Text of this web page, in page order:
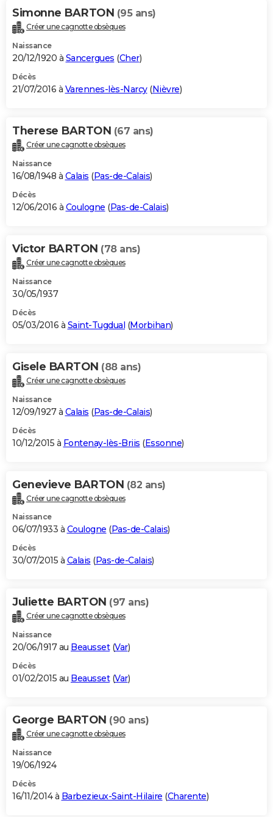
Simonne BARTON (95 ans)
Créer une cagnotte obsèques
Naissance
20/12/1920 à Sancergues (Cher)
Décès
21/07/2016 à Varennes-lès-Narcy(Nièvre)
Therese BARTON (67 ans)
Créer une cagnotte obsèques
Naissance
16/08/1948 à Calais (Pas-de-Calais)
Décès
12/06/2016 à Coulogne (Pas-de-Calais)
Victor BARTON (78 ans)
Créer une cagnotte obsèques
Naissance
30/05/1937
Décès
05/03/2016 à Saint-Tugdual (Morbihan)
Gisele BARTON (88 ans)
Créer une cagnotte obsèques
Naissance
12/09/1927 à Calais (Pas-de-Calais)
Décès
10/12/2015 à Fontenay-lès-Briis (Essonne)
Genevieve BARTON (82 ans)
Créer une cagnotte obsèques
Naissance
06/07/1933 à Coulogne (Pas-de-Calais)
Décès
30/07/2015 à Calais (Pas-de-Calais)
Juliette BARTON (97 ans)
Créer une cagnotte obsèques
Naissance
20/06/1917 au Beausset(Var)
Décès
01/02/2015 au Beausset(Var)
George BARTON (90 ans)
Créer une cagnotte obsèques
Naissance
19/06/1924
Décès
16/11/2014 à Barbezieux-Saint-Hilaire (Charente)